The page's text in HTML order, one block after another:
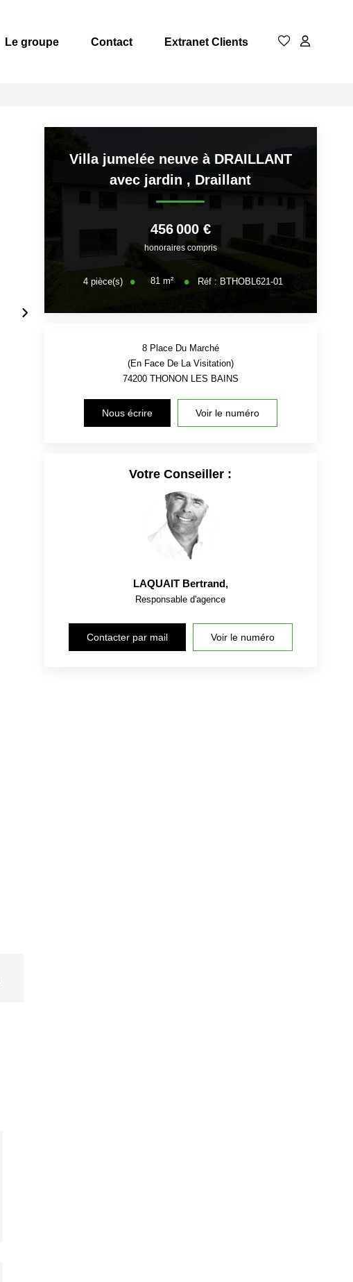
Le groupe Contact Extranet Clients
Villa jumelée neuve à DRAILLANT
avec jardin , Draillant
456 000 €
honoraires compris
4pièce(s) 81m² Réf : BTHOBL621-01
8 Place Du Marché
(En Face De La Visitation)
74200 THONON LES BAINS
Nous écrire Voir le numéro
Votre Conseiller :
LAQUAIT Bertrand,
Responsable d'agence
Contacter par mail Voir le numéro